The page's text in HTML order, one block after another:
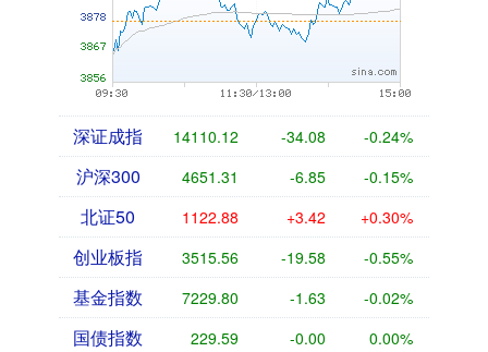
深证成指 14110.12 -34.08 -0.24%
沪深300 4651.31 -6.85 -0.15%
北证50 1122.88 +3.42 +0.30%
创业板指 3515.56 -19.58 -0.55%
基金指数 7229.80 -1.63 -0.02%
国债指数 229.59 -0.00 0.00%